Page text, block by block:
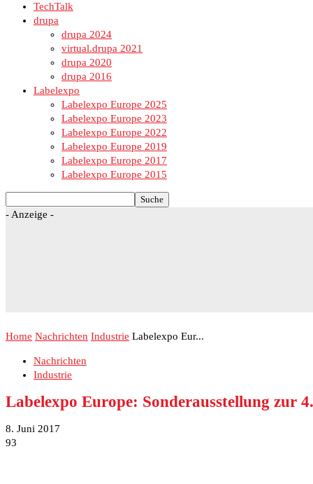
TechTalk
drupa
drupa 2024
virtual.drupa 2021
drupa 2020
drupa 2016
Labelexpo
Labelexpo Europe 2025
Labelexpo Europe 2023
Labelexpo Europe 2022
Labelexpo Europe 2019
Labelexpo Europe 2017
Labelexpo Europe 2015
- Anzeige -
Home Nachrichten Industrie Labelexpo Eur...
Nachrichten
Industrie
Labelexpo Europe: Sonderausstellung zur
8. Juni 2017
93